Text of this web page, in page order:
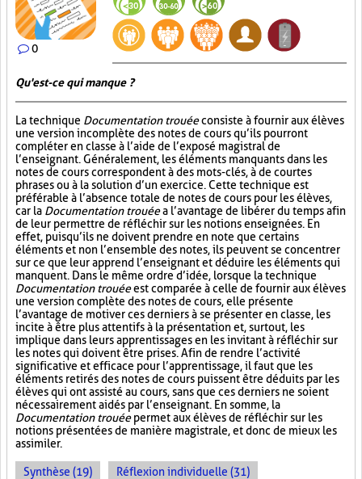
0
Qu'est-ce qui manque ?
La technique Documentation trouéeconsiste à fournir aux élèves
une version incomplète des notes de cours qu’ils pourront
compléter en classe à l’aide de l’exposé magistral de
l’enseignant. Généralement, les éléments manquants dans les
notes de cours correspondent à des mots-clés, à de courtes
phrases ou à la solution d’un exercice. Cette technique est
préférable à l’absence totale de notes de cours pour les élèves,
car la Documentation trouéea l’avantage de libérer du temps afin
de leur permettre de réfléchir sur les notions enseignées. En
effet, puisqu’ils ne doivent prendre en note que certains
éléments et non l’ensemble des notes, ils peuvent se concentrer
sur ce que leur apprend l’enseignant et déduire les éléments qui
manquent. Dans le même ordre d’idée, lorsque la technique
Documentation trouéeest comparée à celle de fournir aux élèves
une version complète des notes de cours, elle présente
l’avantage de motiver ces derniers à se présenter en classe, les
incite à être plus attentifs à la présentation et, surtout, les
implique dans leurs apprentissages en les invitant à réfléchir sur
les notes qui doivent être prises. Afin de rendre l’activité
significative et efficace pour l’apprentissage, il faut que les
éléments retirés des notes de cours puissent être déduits par les
élèves qui ont assisté au cours, sans que ces derniers ne soient
nécessairement aidés par l’enseignant. En somme, la
Documentation trouéepermet aux élèves de réfléchir sur les
notions présentées de manière magistrale, et donc de mieux les
assimiler.
Synthèse (19) Réflexion individuelle (31)